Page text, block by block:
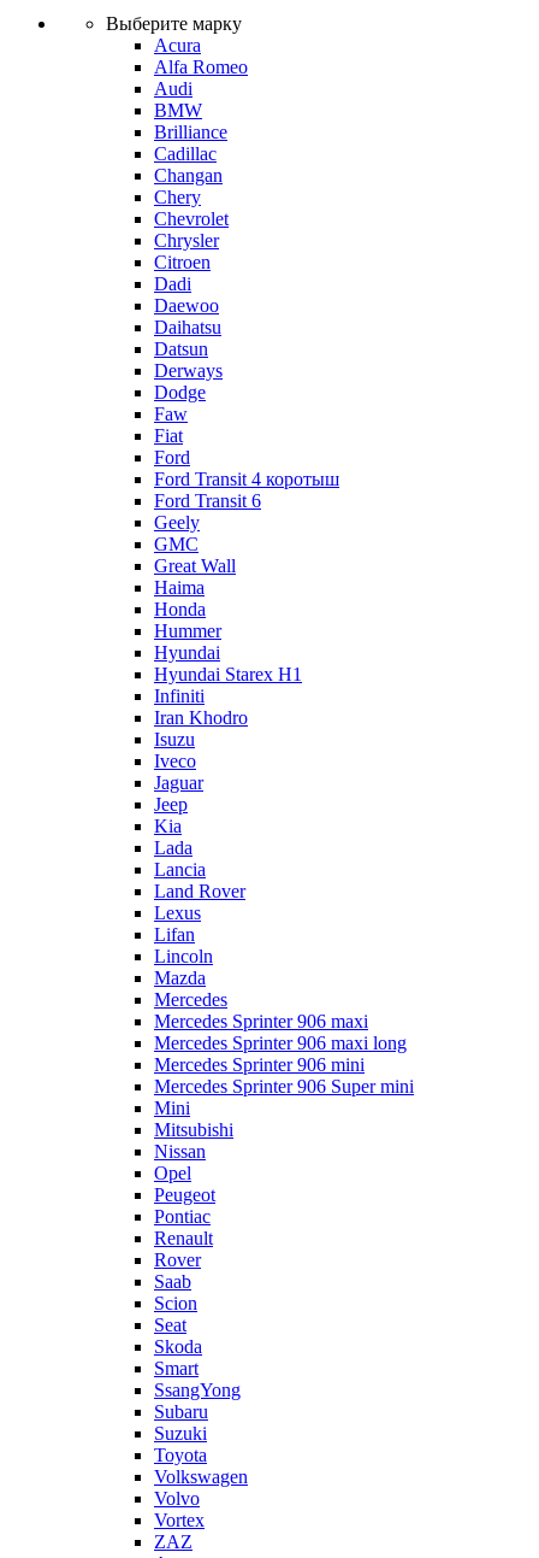
Выберите марку
Acura
Alfa Romeo
Audi
BMW
Brilliance
Cadillac
Changan
Chery
Chevrolet
Chrysler
Citroen
Dadi
Daewoo
Daihatsu
Datsun
Derways
Dodge
Faw
Fiat
Ford
Ford Transit 4 коротыш
Ford Transit 6
Geely
GMC
Great Wall
Haima
Honda
Hummer
Hyundai
Hyundai Starex H1
Infiniti
Iran Khodro
Isuzu
Iveco
Jaguar
Jeep
Kia
Lada
Lancia
Land Rover
Lexus
Lifan
Lincoln
Mazda
Mercedes
Mercedes Sprinter 906 maxi
Mercedes Sprinter 906 maxi long
Mercedes Sprinter 906 mini
Mercedes Sprinter 906 Super mini
Mini
Mitsubishi
Nissan
Opel
Peugeot
Pontiac
Renault
Rover
Saab
Scion
Seat
Skoda
Smart
SsangYong
Subaru
Suzuki
Toyota
Volkswagen
Volvo
Vortex
ZAZ